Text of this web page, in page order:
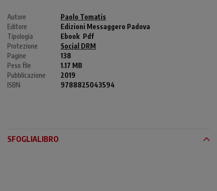
Autore
Paolo Tomatis
Editore
Edizioni Messaggero Padova
Tipologia
Ebook Pdf
Protezione
Social DRM
Pagine
138
Peso file
1.17 MB
Pubblicazione
2019
ISBN
9788825043594
SFOGLIALIBRO